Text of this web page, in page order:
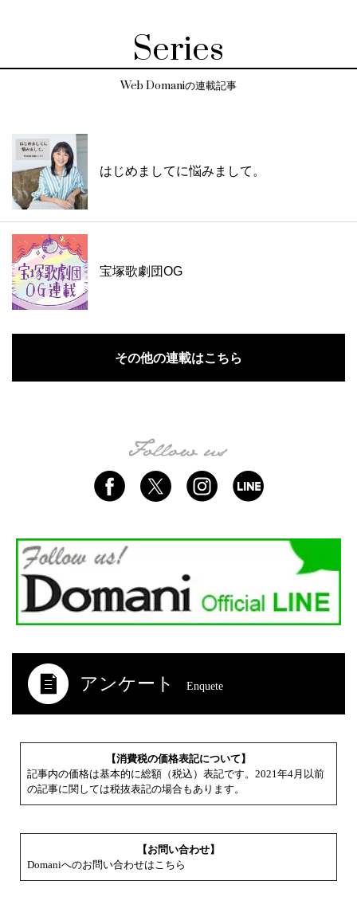
Series
Web Domaniの連載記事
はじめましてに悩みまして。
宝塚歌劇団OG
その他の連載はこちら
アンケート Enquete
【消費税の価格表記について】
記事内の価格は基本的に総額（税込）表記です。2021年4月以前
の記事に関しては税抜表記の場合もあります。
【お問い合わせ】
Domaniへのお問い合わせはこちら